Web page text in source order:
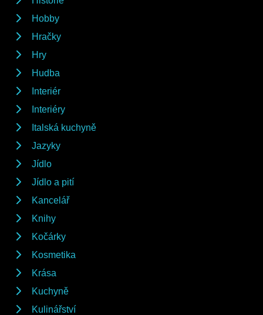
Hobby
Hračky
Hry
Hudba
Interiér
Interiéry
Italská kuchyně
Jazyky
Jídlo
Jídlo a pití
Kancelář
Knihy
Kočárky
Kosmetika
Krása
Kuchyně
Kulinářství